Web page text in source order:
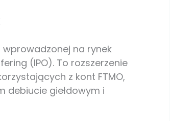
wprowadzonej na rynek
(IPO). To rozszerzenie
z kont FTMO,
debiucie giełdowym i